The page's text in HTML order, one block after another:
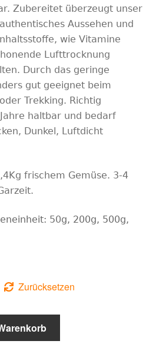
Zubereitet überzeugt unser
Aussehen und
wie Vitamine
Lufttrocknung
Durch das geringe
gut geeignet beim
Trekking. Richtig
haltbar und bedarf
Dunkel, Luftdicht
frischem Gemüse. 3-4
50g, 200g, 500g,
Zurücksetzen